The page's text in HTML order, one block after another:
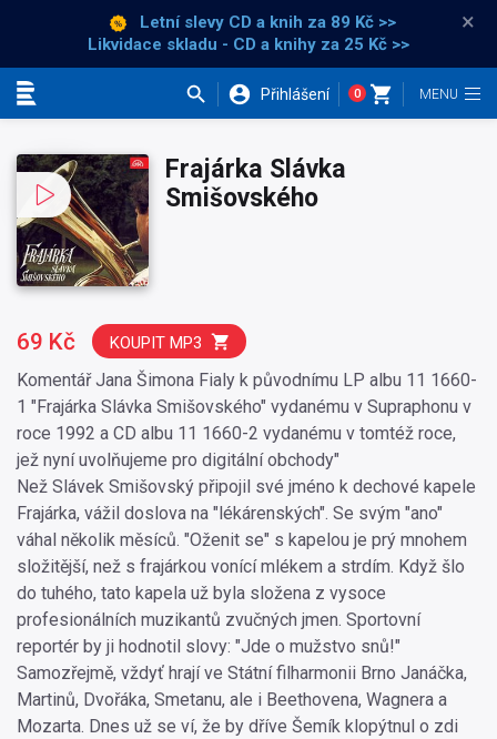
Letní slevy CD a knih za 89 Kč >>
Likvidace skladu - CD a knihy za 25 Kč >>
×
Přihlášení 0
Frajárka Slávka
Smišovského
Komentář Jana Šimona Fialy k původnímu LP albu 11 1660-
1 "Frajárka Slávka Smišovského" vydanému v Supraphonu v
roce 1992 a CD albu 11 1660-2 vydanému v tomtéž roce,
jež nyní uvolňujeme pro digitální obchody"
Než Slávek Smišovský připojil své jméno k dechové kapele
Frajárka, vážil doslova na "lékárenských". Se svým "ano"
váhal několik měsíců. "Oženit se" s kapelou je prý mnohem
složitější, než s frajárkou vonící mlékem a strdím. Když šlo
do tuhého, tato kapela už byla složena z vysoce
profesionálních muzikantů zvučných jmen. Sportovní
reportér by ji hodnotil slovy: "Jde o mužstvo snů!"
Samozřejmě, vždyť hrají ve Státní filharmonii Brno Janáčka,
Martinů, Dvořáka, Smetanu, ale i Beethovena, Wagnera a
Mozarta. Dnes už se ví, že by dříve Šemík klopýtnul o zdi
69 Kč KOUPIT MP3